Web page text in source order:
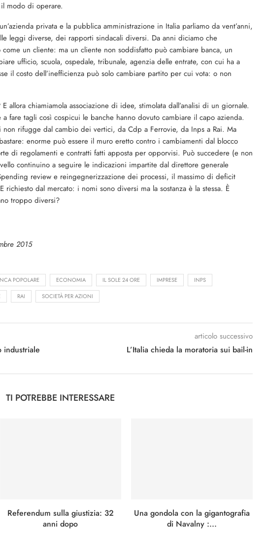
modo di operare.
privata e la pubblica amministrazione in Italia parliamo da vent’anni,
leggi diverse, dei rapporti sindacali diversi. Da anni diciamo che
come un cliente: ma un cliente non soddisfatto può cambiare banca, un
ufficio, scuola, ospedale, tribunale, agenzia delle entrate, con cui ha a
il costo dell’inefficienza può solo cambiare partito per cui vota: o non
allora chiamiamola associazione di idee, stimolata dall’analisi di un giornale.
fare tagli così cospicui le banche hanno dovuto cambiare il capo azienda.
rifugge dal cambio dei vertici, da Cdp a Ferrovie, da Inps a Rai. Ma
enorme può essere il muro eretto contro i cambiamenti dal blocco
di regolamenti e contratti fatti apposta per opporvisi. Può succedere (e non
continuino a seguire le indicazioni impartite dal direttore generale
review e reingegnerizzazione dei processi, il massimo di deficit
richiesto dal mercato: i nomi sono diversi ma la sostanza è la stessa. È
troppo diversi?
2015
POPOLARE ECONOMIA IL SOLE 24 ORE IMPRESE INPS
RAI SOCIETÀ PER AZIONI
industriale
articolo successivo
L’Italia chieda la moratoria sui bail-in
TI POTREBBE INTERESSARE
Referendum sulla giustizia: 32
anni dopo
Una gondola con la gigantografia
di Navalny :...